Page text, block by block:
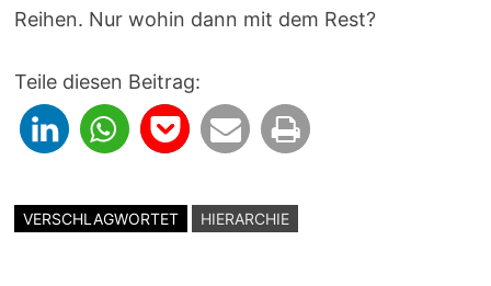
Reihen. Nur wohin dann mit dem Rest?
Teile diesen Beitrag:
VERSCHLAGWORTET HIERARCHIE